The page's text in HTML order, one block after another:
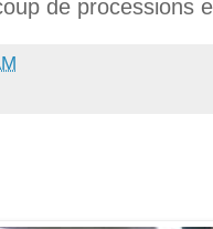
de processions